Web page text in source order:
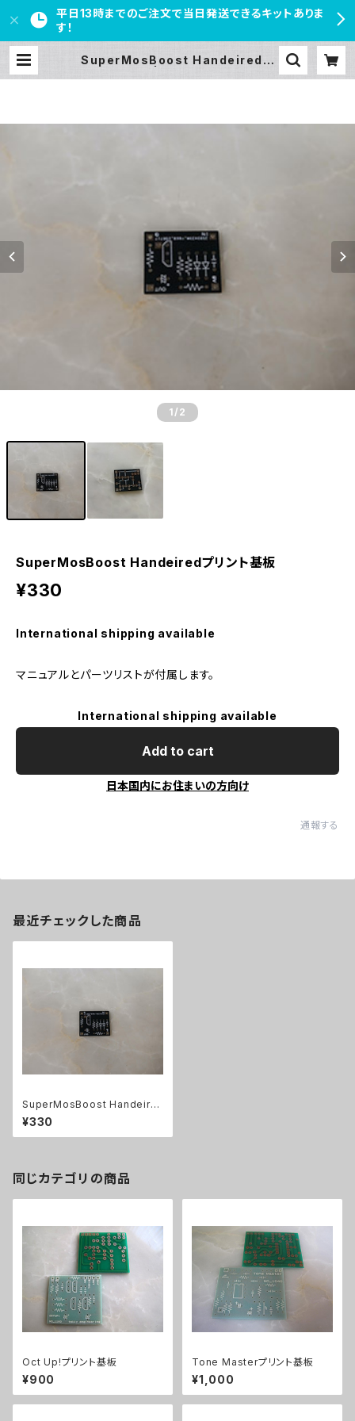
平日13時までのご注文で当日発送できるキットありま
す！
SuperMosBoost Handeiredプ
1 /2
SuperMosBoost Handeiredプリント基板
¥330
International shipping available
マニュアルとパーツリストが付属します。
International shipping available
Add to cart
日本国内にお住まいの方向け
通報する
最近チェックした商品
SuperMosBoost Handeire
dプリント基板
¥330
同じカテゴリの商品
Oct Up!プリント基板
¥900
Tone Masterプリント基板
¥1,000